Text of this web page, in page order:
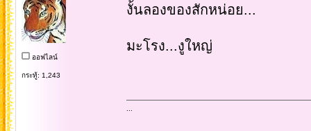
ออฟไลน์
กระทู้: 1,243
งั้นลองของสักหน่อย...
มะโรง...งูใหญ่